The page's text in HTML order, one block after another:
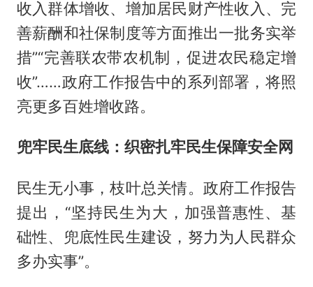
收入群体增收、增加居民财产性收入、完
善薪酬和社保制度等方面推出一批务实举
措”“完善联农带农机制，促进农民稳定增
收”……政府工作报告中的系列部署，将照
亮更多百姓增收路。
兜牢民生底线：织密扎牢民生保障安全网
民生无小事，枝叶总关情。政府工作报告
提出，“坚持民生为大，加强普惠性、基
础性、兜底性民生建设，努力为人民群众
多办实事”。